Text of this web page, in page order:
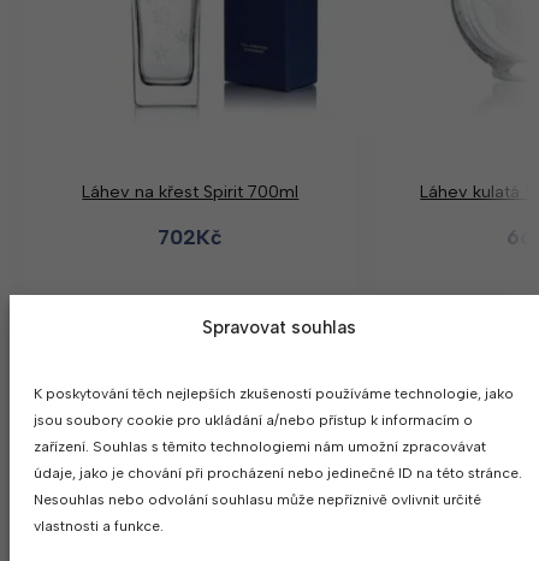
Spravovat souhlas
K poskytování těch nejlepších zkušeností používáme technologie, jako
jsou soubory cookie pro ukládání a/nebo přístup k informacím o
zařízení. Souhlas s těmito technologiemi nám umožní zpracovávat
údaje, jako je chování při procházení nebo jedinečné ID na této stránce.
Nesouhlas nebo odvolání souhlasu může nepříznivě ovlivnit určité
vlastnosti a funkce.
Láhev na křest Spirit 700ml
702Kč
Láhev kulatá
Firma s